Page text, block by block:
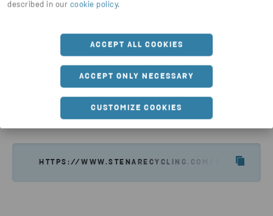
described in our cookie policy.
ACCEPT ALL COOKIES
ACCEPT ONLY NECESSARY
CUSTOMIZE COOKIES
Artikel teilen
HTTPS://WWW.STENARECYCLING.COM/DE/NEWS-